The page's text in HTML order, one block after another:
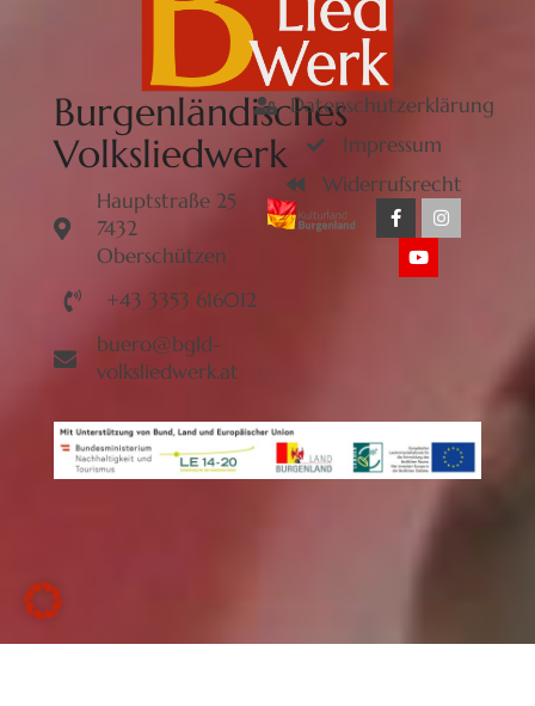
Burgenländisches
Volksliedwerk
Hauptstraße 25
7432
Oberschützen
+43 3353 616012
buero@bgld-
volksliedwerk.at
Datenschutzerklärung
Impressum
Widerrufsrecht